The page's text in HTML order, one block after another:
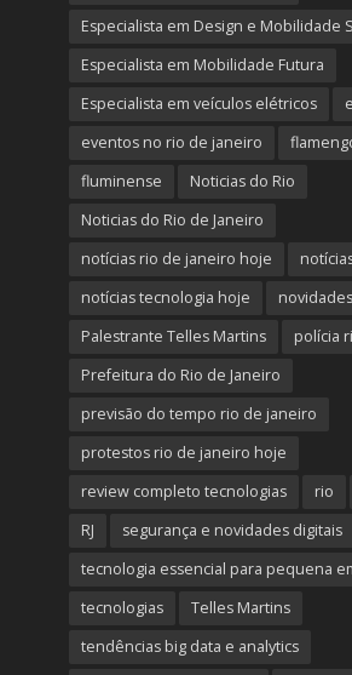
Especialista em Design e Mobilidade
Especialista em Mobilidade Futura
Especialista em veículos elétricos
eventos no rio de janeiro
fluminense
Noticias do Rio
Noticias do Rio de Janeiro
notícias rio de janeiro hoje
notícias tecnologia hoje
novidades
Palestrante Telles Martins
polícia
Prefeitura do Rio de Janeiro
previsão do tempo rio de janeiro
protestos rio de janeiro hoje
review completo tecnologias
rio
RJ
segurança e novidades digitais
tecnologia essencial para pequena
tecnologias
Telles Martins
tendências big data e analytics